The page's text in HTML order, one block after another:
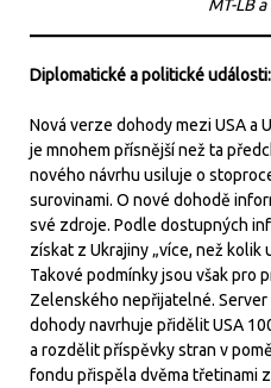
MT-LB
Diplomatické a politické události:
Nová verze dohody mezi USA a
je mnohem přísnější než ta
nového návrhu usiluje o
surovinami. O nové dohodě
své zdroje. Podle dostupných
získat z Ukrajiny „více, než kolik
Takové podmínky jsou však pro
Zelenského nepřijatelné. Server
dohody navrhuje přidělit USA
a rozdělit příspěvky stran v
fondu přispěla dvěma třetinami